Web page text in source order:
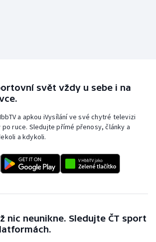
svět vždy u sebe i na
a apkou iVysílání ve své chytré televizi
ruce. Sledujte přímé přenosy, články a
a kdykoli.
nic neunikne. Sledujte ČT sport